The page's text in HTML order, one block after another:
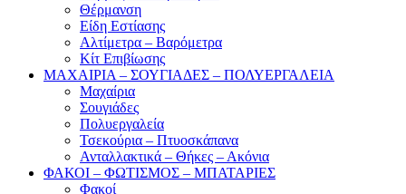
Θέρμανση
Είδη Εστίασης
Αλτίμετρα – Βαρόμετρα
Κίτ Επιβίωσης
ΜΑΧΑΙΡΙΑ – ΣΟΥΓΙΑΔΕΣ – ΠΟΛΥΕΡΓΑΛΕΙΑ
Μαχαίρια
Σουγιάδες
Πολυεργαλεία
Τσεκούρια – Πτυοσκάπανα
Ανταλλακτικά – Θήκες – Ακόνια
ΦΑΚΟΙ – ΦΩΤΙΣΜΟΣ – ΜΠΑΤΑΡΙΕΣ
Φακοί